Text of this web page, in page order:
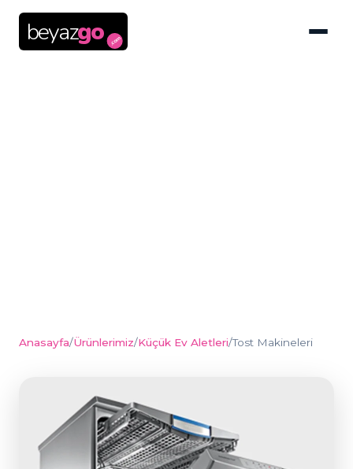
beyazgo .com
Anasayfa/Ürünlerimiz/Küçük Ev Aletleri/Tost Makineleri